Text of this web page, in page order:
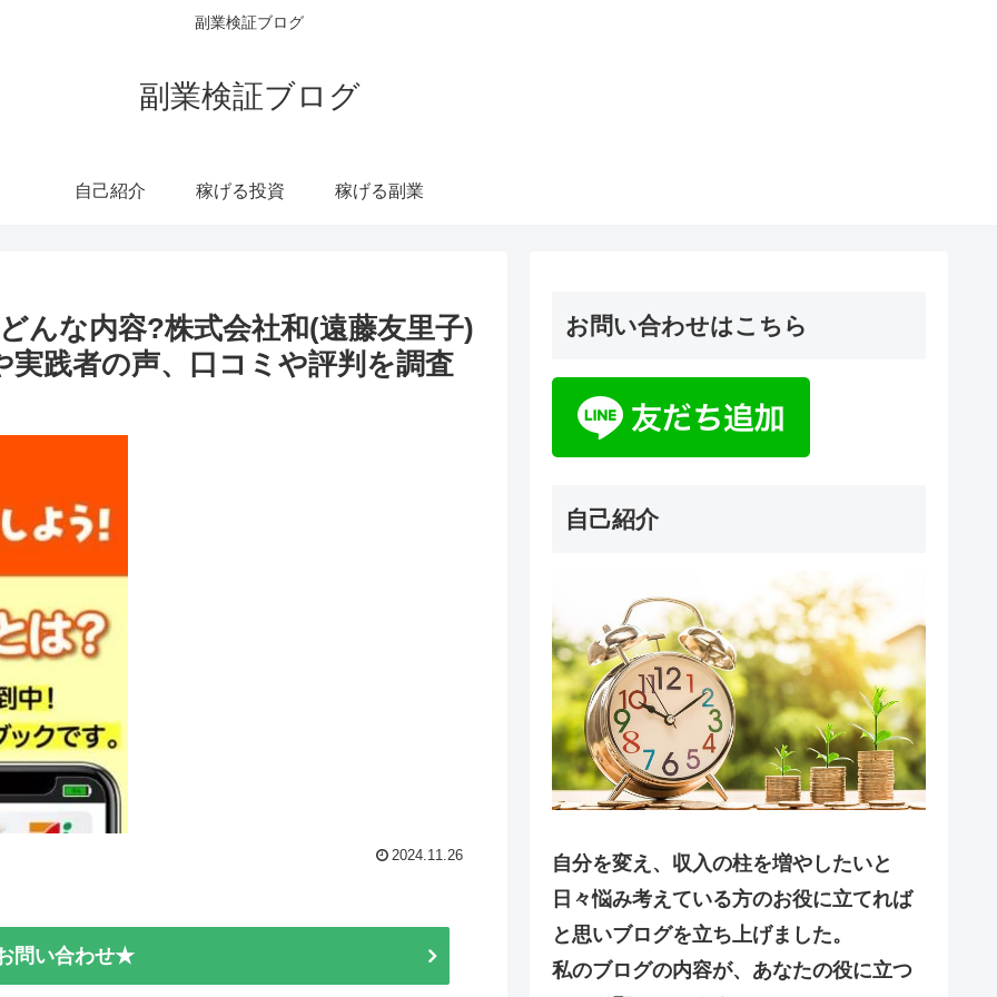
副業検証ブログ
副業検証ブログ
自己紹介 稼げる投資 稼げる副業
んな内容?株式会社和(遠藤友里子)
践者の声、口コミや評判を調査
2024.11.26
問い合わせ★
お問い合わせはこちら
自己紹介
自分を変え、収入の柱を増やしたいと
日々悩み考えている方のお役に立てれば
と思いブログを立ち上げました。
私のブログの内容が、あなたの役に立つ